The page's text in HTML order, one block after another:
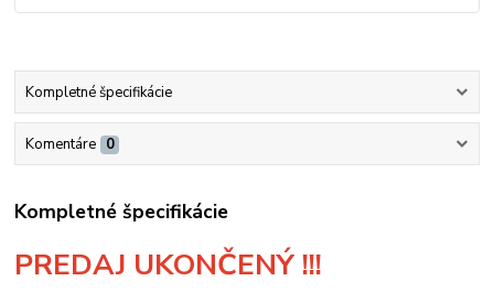
Kompletné špecifikácie
Komentáre 0
Kompletné špecifikácie
PREDAJ UKONČENÝ !!!